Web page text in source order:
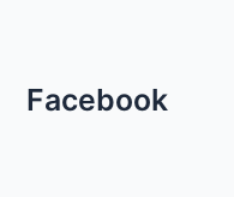
Facebook